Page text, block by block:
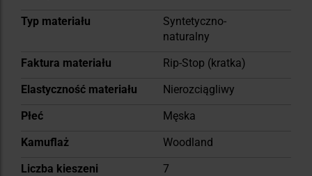
Typ materiału
Syntetyczno-
naturalny
Faktura materiału
Rip-Stop (kratka)
Elastyczność materiału
Nierozciągliwy
Płeć
Męska
Kamuflaż
Woodland
Liczba kieszeni
7